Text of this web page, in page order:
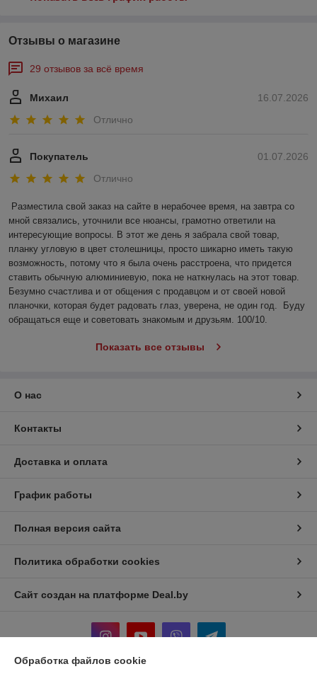
Отзывы о магазине
29 отзывов за всё время
16.07.2026
Михаил
Отлично
01.07.2026
Покупатель
Отлично
Разместила свой заказ на сайте в нерабочее время, на завтра со
мной связались, уточнили все нюансы, грамотно ответили на
интересующие вопросы. В этот же день я забрала свой товар,
планку угловую в цвет столешницы, просто шикарно иметь такую
возможность, потому что я была очень расстроена, что придется
ставить обычную алюминиевую, пока не наткнулась на этот товар.
Безумно счастлива и от общения с продавцом и от своей новой
планочки, которая будет радовать глаз, уверена, не один год.  Буду
обращаться еще и советовать знакомым и друзьям. 100/10.
Показать все отзывы
О нас
Контакты
Доставка и оплата
График работы
Полная версия сайта
Политика обработки cookies
Сайт создан на платформе Deal.by
Обработка файлов cookie